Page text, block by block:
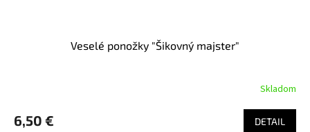
Veselé ponožky "Šikovný majster"
Skladom
6,50 € DETAIL